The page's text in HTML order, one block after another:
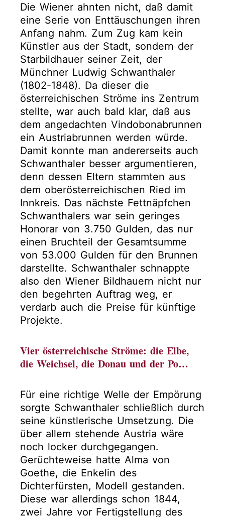
Die Wiener ahnten nicht, daß damit
eine Serie von Enttäuschungen ihren
Anfang nahm. Zum Zug kam kein
Künstler aus der Stadt, sondern der
Starbildhauer seiner Zeit, der
Münchner Ludwig Schwanthaler
(1802-1848). Da dieser die
österreichischen Ströme ins Zentrum
stellte, war auch bald klar, daß aus
dem angedachten Vindobonabrunnen
ein Austriabrunnen werden würde.
Damit konnte man andererseits auch
Schwanthaler besser argumentieren,
denn dessen Eltern stammten aus
dem oberösterreichischen Ried im
Innkreis. Das nächste Fettnäpfchen
Schwanthalers war sein geringes
Honorar von 3.750 Gulden, das nur
einen Bruchteil der Gesamtsumme
von 53.000 Gulden für den Brunnen
darstellte. Schwanthaler schnappte
also den Wiener Bildhauern nicht nur
den begehrten Auftrag weg, er
verdarb auch die Preise für künftige
Projekte.
Vier österreichische Ströme: die Elbe,
die Weichsel, die Donau und der Po…
Für eine richtige Welle der Empörung
sorgte Schwanthaler schließlich durch
seine künstlerische Umsetzung. Die
über allem stehende Austria wäre
noch locker durchgegangen.
Gerüchteweise hatte Alma von
Goethe, die Enkelin des
Dichterfürsten, Modell gestanden.
Diese war allerdings schon 1844,
zwei Jahre vor Fertigstellung des